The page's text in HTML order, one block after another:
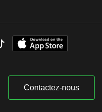
Contactez-nous